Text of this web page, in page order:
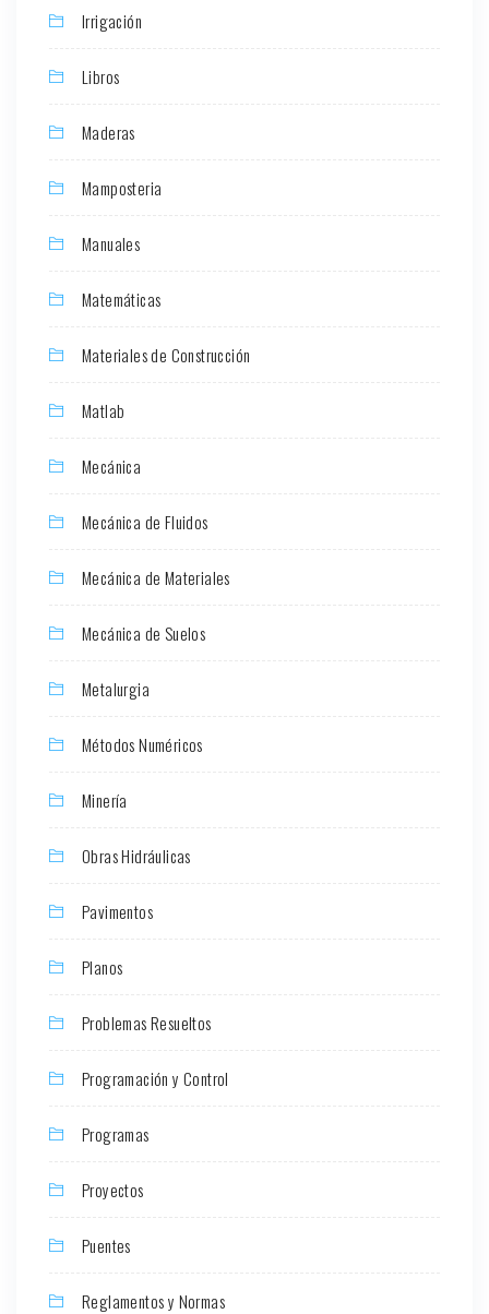
Irrigación
Libros
Maderas
Mamposteria
Manuales
Matemáticas
Materiales de Construcción
Matlab
Mecánica
Mecánica de Fluidos
Mecánica de Materiales
Mecánica de Suelos
Metalurgia
Métodos Numéricos
Minería
Obras Hidráulicas
Pavimentos
Planos
Problemas Resueltos
Programación y Control
Programas
Proyectos
Puentes
Reglamentos y Normas